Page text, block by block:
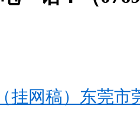
挂网稿）东莞市